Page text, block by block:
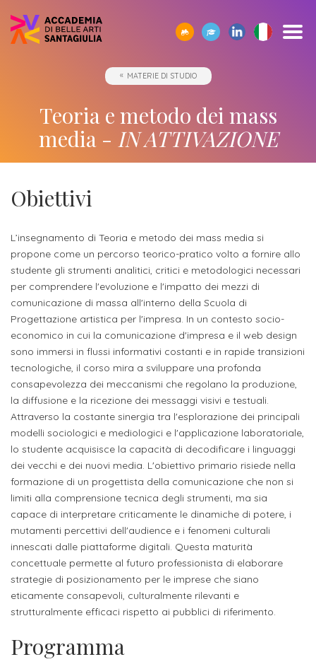
CERCA
Accademia
studio
Docenti
Rivista
IO01
Servizi
allo
studente
Internazionalizzazione
Aziende
e stage
News
Orientamento
Contatti
Accademia
SantaGiulia
Messaggio
del
Statuto
Regolamento
Didattico
Autorizzazioni
Ministeriali
Nucleo
di
Valutazione
ECTS
Manualistica
Organigramma
Laboratori
sede
ACCADEMIA
Tutti
trienni,
specialistici
e
Master
di
Accademia
SantaGiulia
DIPARTIMENTI
Dipartimento
di
Arti
Visive
Dipartimento
di
Comunicazione
e
Didattica
Docenti
Accademia
Progetti
Terza
Missione
ERASMUS+
Reclutamento
TECNOLOGICO
Rivista
IO01
tecnologico
Borse
studio
Collaborazioni
studentesche
Finanziamento
"per
Merito"
Concorsi
Progetti
Terza
Missione
OPPORTUNITÀ
INTERNAZIONALI
ERASMUS+
SERVIZI
ALLO
Inclusione
Carriera
ERASMUS+
AZIENDE
Sbocchi
professionali
Modulistica
Registra
l'azienda
Invia
proposta
di
Stage
Apprendistato
per
le
Aziende
Login
aziende
OPPORTUNITÀ
STUDENTI
Stage
attivabili
EVENTI
News
ed
in
fuori
sede
DIREZIONE
Open
Day
attività
orientamento
Appuntamenti
ONE-
TO-
ONE
Iscrizione
a
corsi
singoli
Gli
step
per
diventare
un
nostro
studente
Iscriviti
DISPOSIZIONE
Contatti
dell'Accademia
Siamo
Richiedi
Informazioni
Iscriviti
alla
Newsletter
IN
ACCADEMIA
Come
Iscriversi
Gli
step
per
diventare
un
studente
possibile
futuro
studente
genitore
di
uno
studente
studente
iscritto
docente
referente
d'azienda
MATERIE DI STUDIO
Teoria e metodo dei mass
media - IN ATTIVAZIONE
Obiettivi
L’insegnamento di Teoria e metodo dei mass media si
propone come un percorso teorico-pratico volto a fornire allo
studente gli strumenti analitici, critici e metodologici necessari
per comprendere l'evoluzione e l'impatto dei mezzi di
comunicazione di massa all'interno della Scuola di
Progettazione artistica per l'impresa. In un contesto socio-
economico in cui la comunicazione d'impresa e il web design
sono immersi in flussi informativi costanti e in rapide transizioni
tecnologiche, il corso mira a sviluppare una profonda
consapevolezza dei meccanismi che regolano la produzione,
la diffusione e la ricezione dei messaggi visivi e testuali.
Attraverso la costante sinergia tra l'esplorazione dei principali
modelli sociologici e mediologici e l'applicazione laboratoriale,
lo studente acquisisce la capacità di decodificare i linguaggi
dei vecchi e dei nuovi media. L'obiettivo primario risiede nella
formazione di un progettista della comunicazione che non si
limiti alla comprensione tecnica degli strumenti, ma sia
capace di interpretare criticamente le dinamiche di potere, i
mutamenti percettivi dell'audience e i fenomeni culturali
innescati dalle piattaforme digitali. Questa maturità
concettuale permette al futuro professionista di elaborare
strategie di posizionamento per le imprese che siano
eticamente consapevoli, culturalmente rilevanti e
strutturalmente efficaci rispetto ai pubblici di riferimento.
Programma